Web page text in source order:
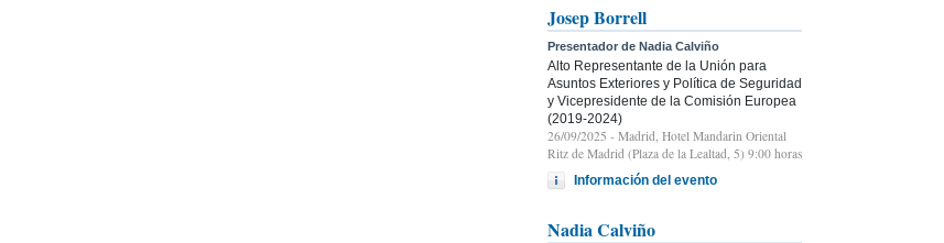
Josep Borrell
Presentador de Nadia Calviño
Alto Representante de la Unión para
Asuntos Exteriores y Política de Seguridad
y Vicepresidente de la Comisión Europea
(2019-2024)
26/09/2025 - Madrid, Hotel Mandarin Oriental
Ritz de Madrid (Plaza de la Lealtad, 5) 9:00 horas
Información del evento
Nadia Calviño